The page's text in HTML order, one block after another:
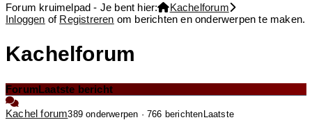
Forum kruimelpad - Je bent hier:
Kachelforum
Inloggen of Registreren om berichten en onderwerpen te maken.
Kachelforum
ForumLaatste bericht
Kachel forum389 onderwerpen · 766 berichten Laatste